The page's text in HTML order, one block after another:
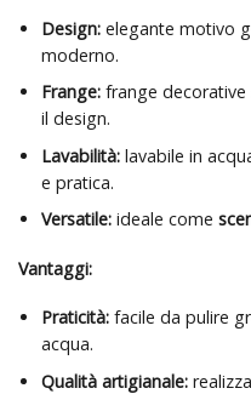
Design:elegante motivo
moderno.
Frange:frange decorative
il design.
Lavabilità:lavabile in
e pratica.
Versatile:ideale come
Vantaggi:
Praticità:facile da pulire
acqua.
Qualità artigianale: